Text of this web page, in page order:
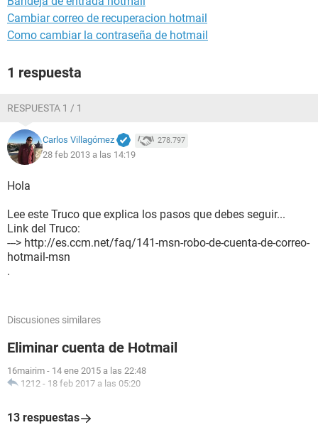
Cambiar correo de recuperacion hotmail
Como cambiar la contraseña de hotmail
1 respuesta
RESPUESTA 1 / 1
Carlos Villagómez 278.797
28 feb 2013 a las 14:19
Hola
Lee este Truco que explica los pasos que debes seguir...
Link del Truco:
---> http://es.ccm.net/faq/141-msn-robo-de-cuenta-de-correo-
hotmail-msn
.
Discusiones similares
Eliminar cuenta de Hotmail
16mairim - 14 ene 2015 a las 22:48
1212 - 18 feb 2017 a las 05:20
13 respuestas